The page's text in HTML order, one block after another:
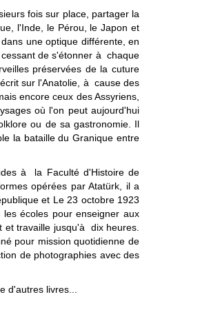
fois sur place, partager la
l'Inde, le Pérou, le Japon et
une optique différente, en
de s'étonner à chaque
préservées de la cuture
sur l'Anatolie, à cause des
encore ceux des Assyriens,
où l'on peut aujourd'hui
ou de sa gastronomie. Il
la bataille du Granique entre
à la Faculté d'Histoire de
opérées par Atatürk, il a
et Le 23 octobre 1923
écoles pour enseigner aux
ettravaille jusqu'à dix heures.
pour mission quotidienne de
de photographies avec des
d'autres livres...